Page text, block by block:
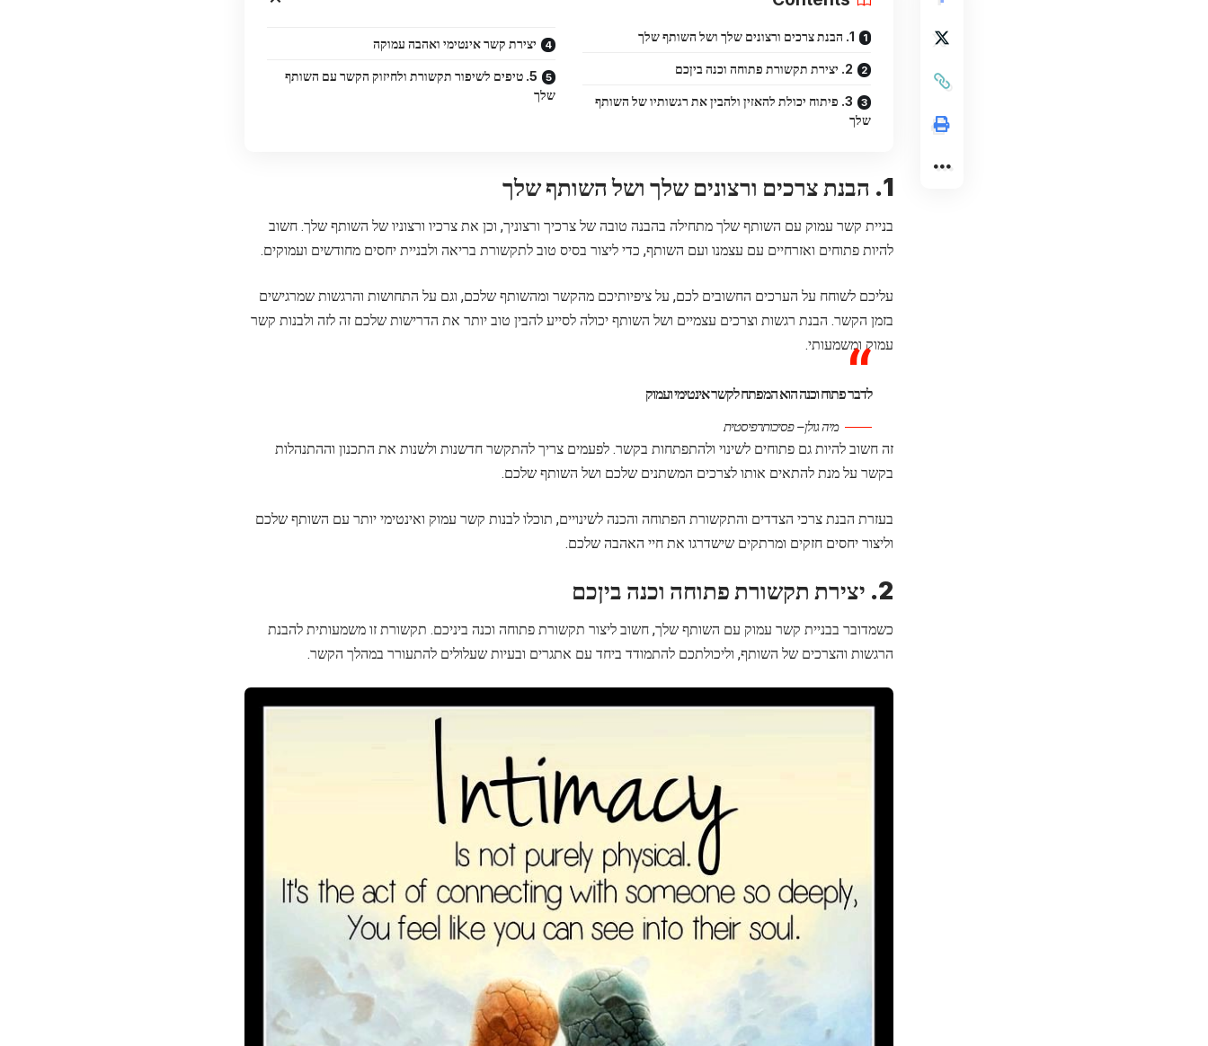
1. הבנת צרכים ורצונים שלך ושל השותף שלך
2. יצירת תקשורת פתוחה וכנה ביןכם
3. פיתוח יכולת להאזין ולהבין את רגשותיו של השותף
שלך
יצירת קשר אינטימי ואהבה עמוקה
5. טיפים לשיפור תקשורת ולחיזוק הקשר עם השותף
שלך
1. הבנת צרכים ורצונים שלך ושל השותף שלך
בניית קשר עמוק עם השותף שלך מתחילה בהבנה טובה של צרכיך ורצוניך, וכן את צרכיו ורצוניו של השותף שלך. חשוב
להיות פתוחים ואזרחיים עם עצמנו ועם השותף, כדי ליצור בסיס טוב לתקשורת בריאה ולבניית יחסים מחודשים ועמוקים.
עליכם לשוחח על הערכים החשובים לכם, על ציפיותיכם מהקשר ומהשותף שלכם, וגם על התחושות והרגשות שמרגישים
בזמן הקשר. הבנת רגשות וצרכים עצמיים ושל השותף יכולה לסייע להבין טוב יותר את הדרישות שלכם זה לזה ולבנות קשר
עמוק ומשמעותי.
לדבר פתוח וכנה הוא המפתח לקשר אינטימי ועמוק
מיה גולן – פסיכותרפיסטית
זה חשוב להיות גם פתוחים לשינוי ולהתפתחות בקשר. לפעמים צריך להתקשר חדשנות ולשנות את התכנון וההתנהלות
בקשר על מנת להתאים אותו לצרכים המשתנים שלכם ושל השותף שלכם.
בעזרת הבנת צרכי הצדדים והתקשורת הפתוחה והכנה לשינויים, תוכלו לבנות קשר עמוק ואינטימי יותר עם השותף שלכם
וליצור יחסים חזקים ומרתקים שישדרגו את חיי האהבה שלכם.
2. יצירת תקשורת פתוחה וכנה ביןכם
כשמדובר בבניית קשר עמוק עם השותף שלך, חשוב ליצור תקשורת פתוחה וכנה ביניכם. תקשורת זו משמעותית להבנת
הרגשות והצרכים של השותף, וליכולתכם להתמודד ביחד עם אתגרים ובעיות שעלולים להתעורר במהלך הקשר.